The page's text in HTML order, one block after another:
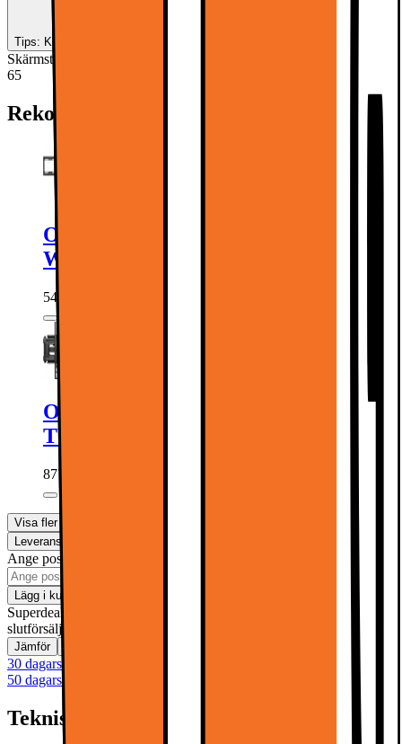
Tips: Köp till en soundbar
Skärmstorlek (tum)
65
Rekommenderade tillbehör:
One For All väggfäste för TV
WM4619
543.-
One For All vridbart väggfäste för
TV WM4459
877.-
Visa fler
Leverans
Ange postnummer för leveransinformation
Lägg i kundvagn
Superdeal! Gäller t.o.m. söndag 9 augusti. med reservation för
slutförsäljning
Jämför
30 dagars öppet köp
50 dagars öppet köp
Teknisk specifikation